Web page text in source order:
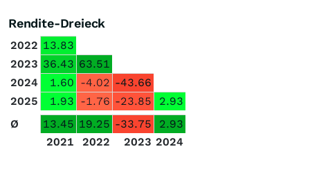
Rendite-Dreieck
2022 13.83
2023 36.43 63.51
2024
1.60 -4.02 -43.66
2025
1.93 -1.76 -23.85
2.93
Ø
13.45 19.25 -33.75
2.93
2021
2022 2023 2024